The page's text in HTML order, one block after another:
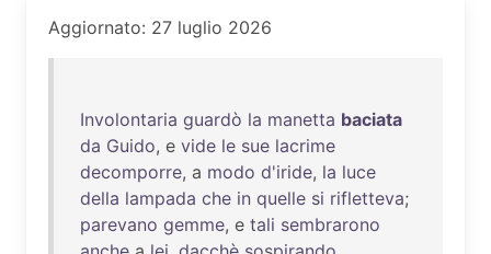
Aggiornato: 27 luglio 2026
Involontaria guardò la manetta baciata
da Guido, e vide le sue lacrime
decomporre, a modo d'iride, la luce
della lampada che in quelle si rifletteva;
parevano gemme, e tali sembrarono